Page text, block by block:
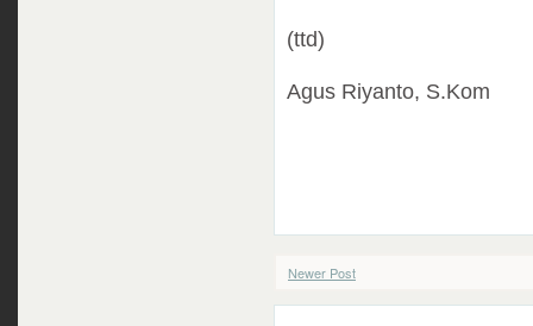
(ttd)
Agus Riyanto, S.Kom
Newer Post